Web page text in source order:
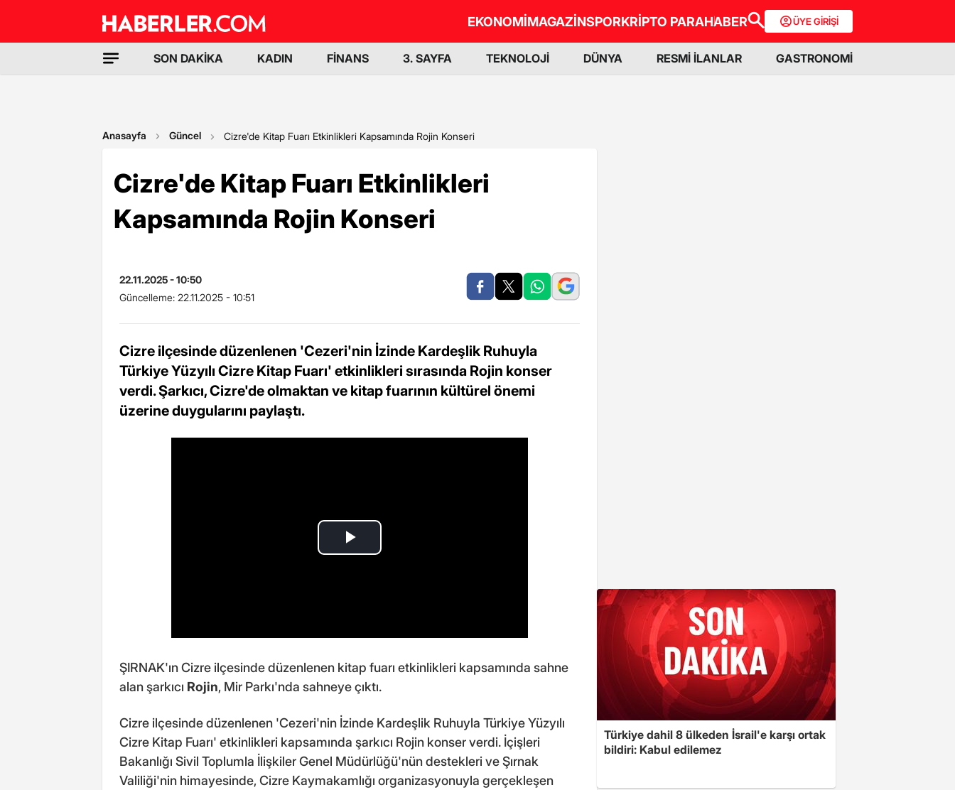
EKONOMİMAGAZİNSPORKRİPTO PARAHABER ÜYE GİRİŞİ
SON DAKİKA KADIN FİNANS 3. SAYFA TEKNOLOJİ DÜNYA RESMİ İLANLAR GASTRONOMİ
Anasayfa Güncel Cizre'de Kitap Fuarı Etkinlikleri Kapsamında Rojin Konseri
Cizre'de Kitap Fuarı Etkinlikleri
Kapsamında Rojin Konseri
22.11.2025 - 10:50
Güncelleme: 22.11.2025 - 10:51
Cizre ilçesinde düzenlenen 'Cezeri'nin İzinde Kardeşlik Ruhuyla
Türkiye Yüzyılı Cizre Kitap Fuarı' etkinlikleri sırasında Rojin konser
verdi. Şarkıcı, Cizre'de olmaktan ve kitap fuarının kültürel önemi
üzerine duygularını paylaştı.
ŞIRNAK'ın Cizre ilçesinde düzenlenen kitap fuarı etkinlikleri kapsamında sahne
alan şarkıcı Rojin, Mir Parkı'nda sahneye çıktı.
Cizre ilçesinde düzenlenen 'Cezeri'nin İzinde Kardeşlik Ruhuyla Türkiye Yüzyılı
Cizre Kitap Fuarı' etkinlikleri kapsamında şarkıcı Rojin konser verdi. İçişleri
Bakanlığı Sivil Toplumla İlişkiler Genel Müdürlüğü'nün destekleri ve Şırnak
Valiliği'nin himayesinde, Cizre Kaymakamlığı organizasyonuyla gerçekleşen
Türkiye dahil 8 ülkeden İsrail'e karşı ortak
bildiri: Kabul edilemez